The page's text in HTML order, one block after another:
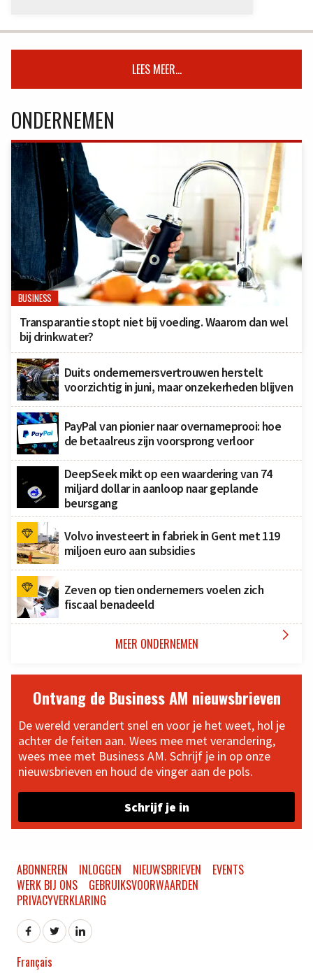
LEES MEER...
ONDERNEMEN
BUSINESS
Transparantie stopt niet bij voeding. Waarom dan wel
bij drinkwater?
Duits ondernemersvertrouwen herstelt
voorzichtig in juni, maar onzekerheden blijven
PayPal van pionier naar overnameprooi: hoe
de betaalreus zijn voorsprong verloor
DeepSeek mikt op een waardering van 74
miljard dollar in aanloop naar geplande
beursgang
Volvo investeert in fabriek in Gent met 119
miljoen euro aan subsidies
Zeven op tien ondernemers voelen zich
fiscaal benadeeld
MEER ONDERNEMEN 
Ontvang de Business AM nieuwsbrieven
De wereld verandert snel en voor je het weet, hol je
achter de feiten aan. Wees mee met verandering,
wees mee met Business AM. Schrijf je in op onze
nieuwsbrieven en houd de vinger aan de pols.
Schrijf je in
ABONNEREN INLOGGEN NIEUWSBRIEVEN
EVENTS
WERK BIJ ONS
GEBRUIKSVOORWAARDEN
PRIVACYVERKLARING
Français